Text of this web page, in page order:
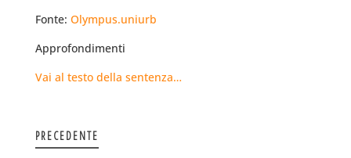
Fonte: Olympus.uniurb
Approfondimenti
Vai al testo della sentenza…
PRECEDENTE